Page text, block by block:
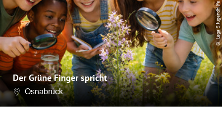
Der Grüne Finger spricht
Osnabrück
© Lega S Jugendhilfe